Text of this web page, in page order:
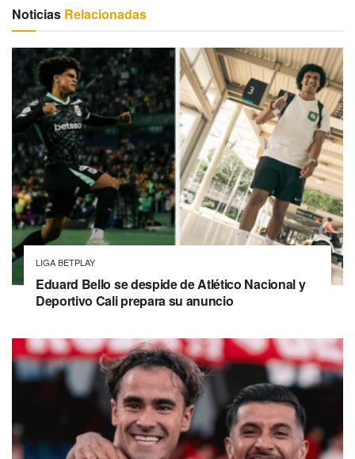
Noticias Relacionadas
LIGA BETPLAY
Eduard Bello se despide de Atlético Nacional y
Deportivo Cali prepara su anuncio